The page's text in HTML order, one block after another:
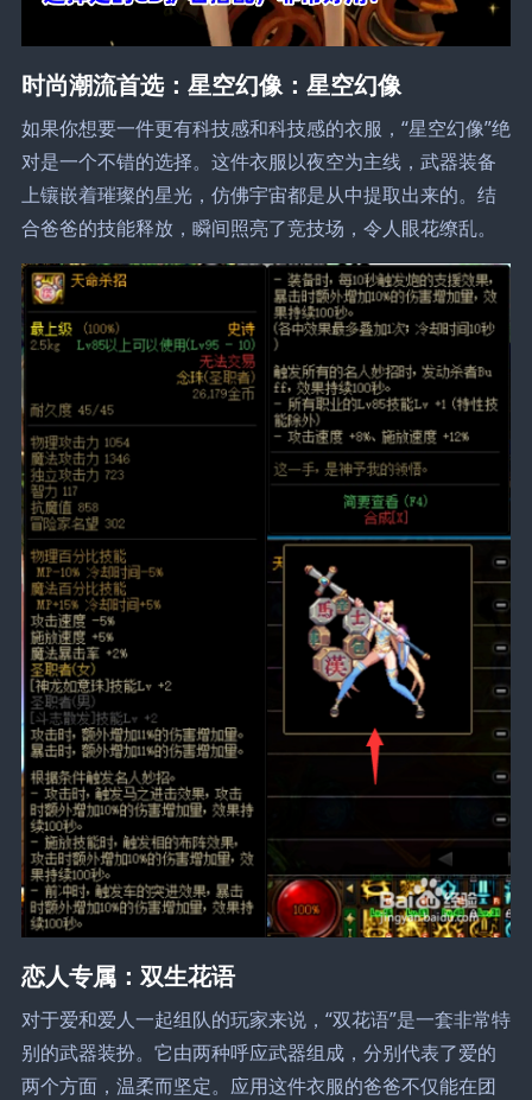
时尚潮流首选：星空幻像：星空幻像
如果你想要一件更有科技感和科技感的衣服，“星空幻像”绝
对是一个不错的选择。这件衣服以夜空为主线，武器装备
上镶嵌着璀璨的星光，仿佛宇宙都是从中提取出来的。结
合爸爸的技能释放，瞬间照亮了竞技场，令人眼花缭乱。
恋人专属：双生花语
对于爱和爱人一起组队的玩家来说，“双花语”是一套非常特
别的武器装扮。它由两种呼应武器组成，分别代表了爱的
两个方面，温柔而坚定。应用这件衣服的爸爸不仅能在团